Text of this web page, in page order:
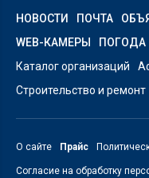
НОВОСТИ ПОЧТА
WEB-КАМЕРЫ
ПОГОДА
Каталог организаций
Строительство и ремонт
О сайте Прайс
Согласие на обработку